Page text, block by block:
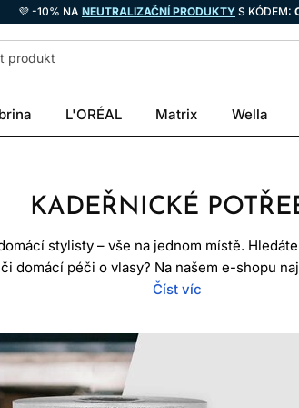
💜 -10% NA NEUTRALIZAČNÍ PRODUKTY S KÓDEM:
L'ORÉAL Matrix Wella
KADEŘNICKÉ
stylisty – vše na jednom místě.
domácí péči o vlasy? Na našem e-shopu
nůžek, přes profesionální kadeřnické
ale i studenti a nadšenci, kteří touží po
na stříhání, foukání, barvení, styling
Číst víc